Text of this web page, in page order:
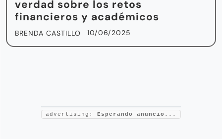
verdad sobre los retos
financieros y académicos
BRENDA CASTILLO 10/06/2025
advertising: Esperando anuncio...